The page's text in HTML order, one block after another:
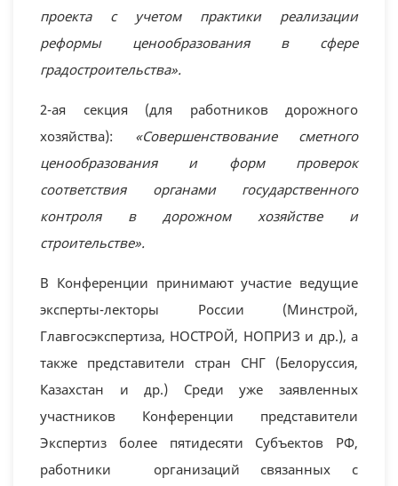
проекта с учетом практики реализации
реформы ценообразования в сфере
градостроительства».
2-ая секция (для работников дорожного
хозяйства): «Совершенствование сметного
ценообразования и форм проверок
соответствия органами государственного
контроля в дорожном хозяйстве и
строительстве».
В Конференции принимают участие ведущие
эксперты-лекторы России (Минстрой,
Главгосэкспертиза, НОСТРОЙ, НОПРИЗ и др.), а
также представители стран СНГ (Белоруссия,
Казахстан и др.) Среди уже заявленных
участников Конференции представители
Экспертиз более пятидесяти Субъектов РФ,
работники организаций связанных с